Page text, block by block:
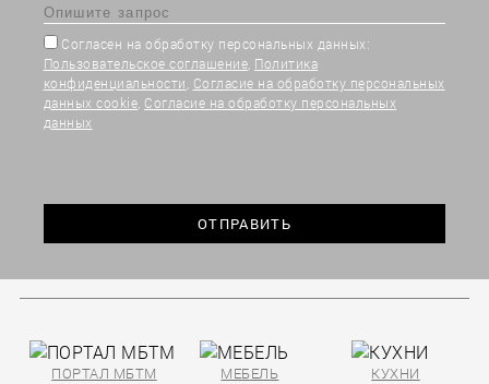
Согласен на обработку персональных данных:
Пользовательское соглашение Политика
конфиденциальности Согласие на обработку персональных
данных cookie Согласие на обработку персональных
данных
ПОРТАЛ МБТМ МЕБЕЛЬ КУХНИ